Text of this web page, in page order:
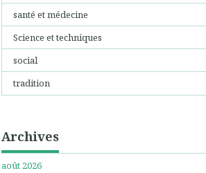
santé et médecine
Science et techniques
social
tradition
Archives
août 2026